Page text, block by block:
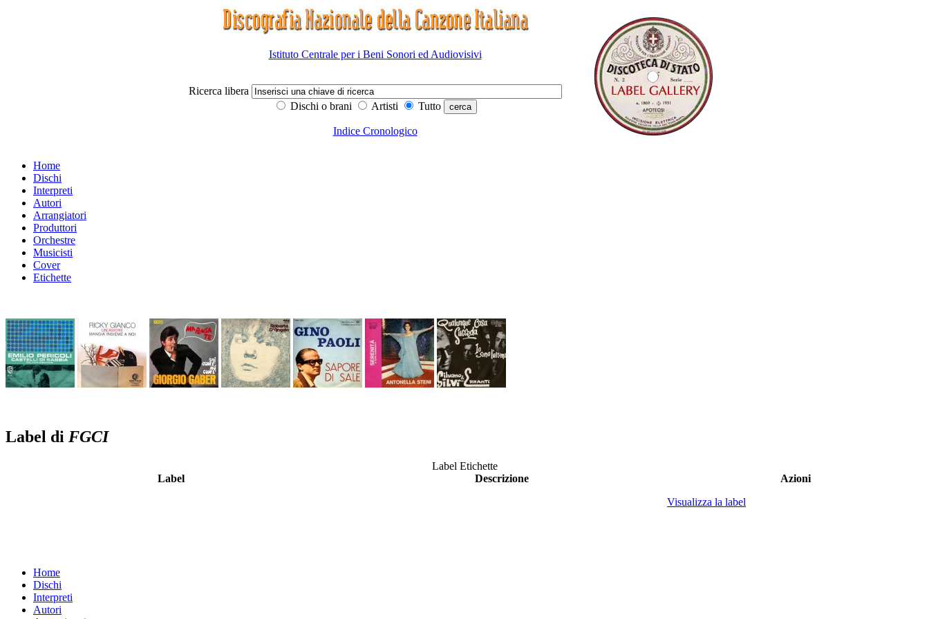
Istituto Centrale per i Beni Sonori ed Audiovisivi
Ricerca libera
Dischi o brani
Artisti Tutto
Indice Cronologico
Home
Dischi
Interpreti
Autori
Arrangiatori
Produttori
Orchestre
Musicisti
Cover
Etichette
Label di FGCI
Label Etichette
Label
Descrizione
Azioni
Visualizza la label
Home
Dischi
Interpreti
Autori